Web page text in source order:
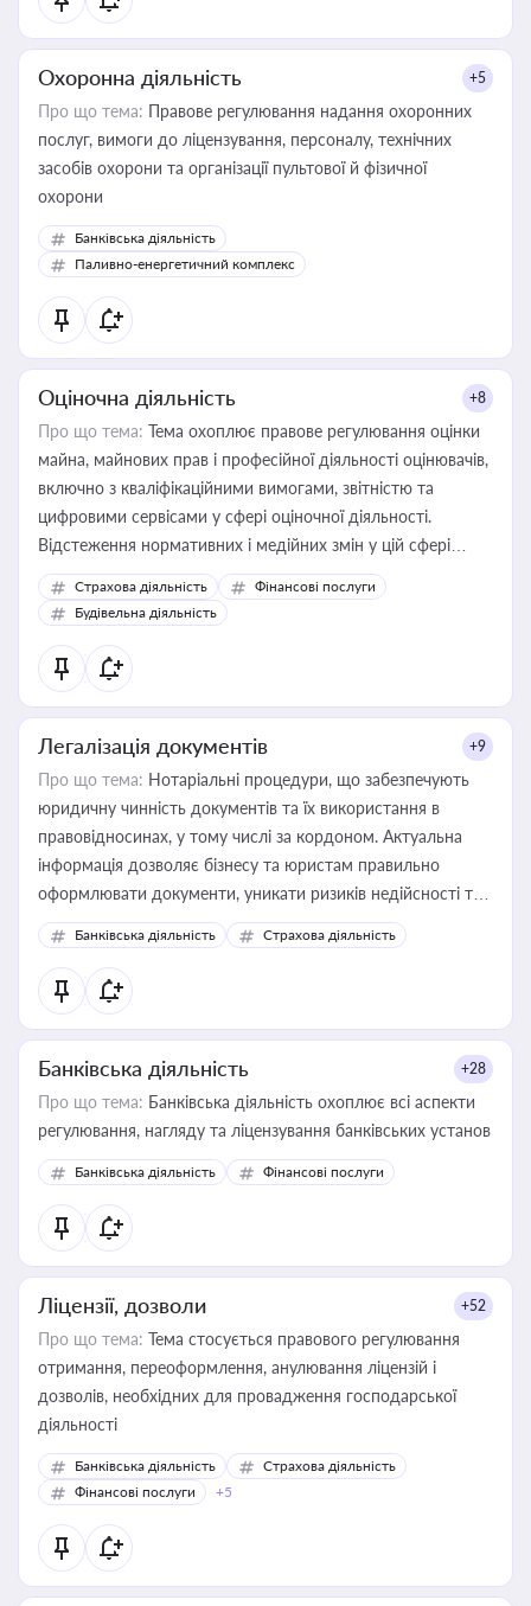
Охоронна діяльність +5
Про що тема: Правове регулювання надання охоронних
послуг, вимоги до ліцензування, персоналу, технічних
засобів охорони та організації пультової й фізичної
охорони
Банківська діяльність
Паливно-енергетичний комплекс
Оціночна діяльність +8
Про що тема: Тема охоплює правове регулювання оцінки
майна, майнових прав і професійної діяльності оцінювачів,
включно з кваліфікаційними вимогами, звітністю та
цифровими сервісами у сфері оціночної діяльності.
Відстеження нормативних і медійних змін у цій сфері
корисне для власника бізнесу, керівника, юриста або
бухгалтера під час оподаткування, приватизації, оренди
державного майна, корпоративних угод і перевірки
статусу суб'єктів оціночної діяльності
Страхова діяльність
Фінансові послуги
Будівельна діяльність
Легалізація документів +9
Про що тема: Нотаріальні процедури, що забезпечують
юридичну чинність документів та їх використання в
правовідносинах, у тому числі за кордоном. Актуальна
інформація дозволяє бізнесу та юристам правильно
оформлювати документи, уникати ризиків недійсності та
забезпечувати їх належне прийняття органами влади та
контрагентами
Банківська діяльність Страхова діяльність
Банківська діяльність +28
Про що тема: Банківська діяльність охоплює всі аспекти
регулювання, нагляду та ліцензування банківських установ
Банківська діяльність Фінансові послуги
Ліцензії, дозволи +52
Про що тема: Тема стосується правового регулювання
отримання, переоформлення, анулювання ліцензій і
дозволів, необхідних для провадження господарської
діяльності
Банківська діяльність
Страхова діяльність
Фінансові послуги
+5